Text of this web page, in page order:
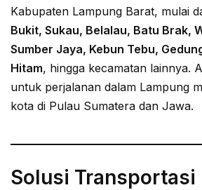
Kabupaten Lampung Barat, mulai
Bukit, Sukau, Belalau, Batu Brak,
Sumber Jaya, Kebun Tebu,
Hitam, hingga kecamatan lainnya.
untuk perjalanan dalam Lampung
kota di Pulau Sumatera dan Jawa.
Solusi Transportasi